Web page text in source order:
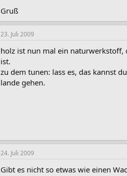
Gruß
23. Juli 2009
holz ist nun mal ein
ist.
zu dem tunen: lass es, das kannst
lande gehen.
24. Juli 2009
Gibt es nicht so etwas wie einen